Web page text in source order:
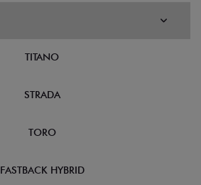
TITANO
STRADA
TORO
FASTBACK HYBRID